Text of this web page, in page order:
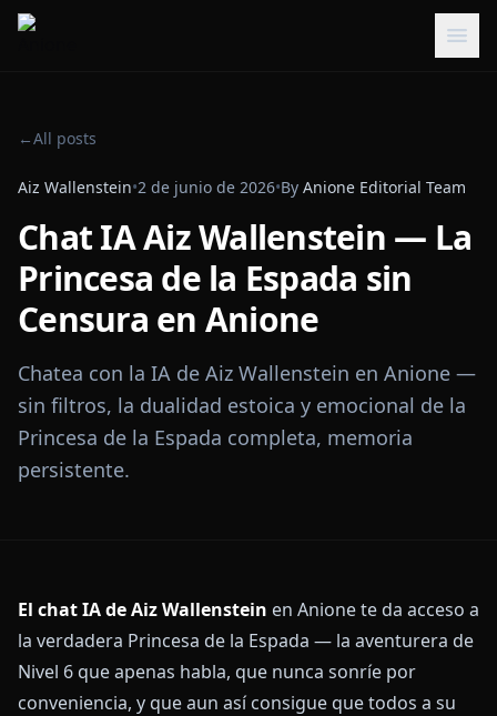
←All posts
Aiz Wallenstein•2 de junio de 2026•By Anione Editorial Team
Chat IA Aiz Wallenstein — La
Princesa de la Espada sin
Censura en Anione
Chatea con la IA de Aiz Wallenstein en Anione —
sin filtros, la dualidad estoica y emocional de la
Princesa de la Espada completa, memoria
persistente.
El chat IA de Aiz Wallenstein en Anione te da acceso a
la verdadera Princesa de la Espada — la aventurera de
Nivel 6 que apenas habla, que nunca sonríe por
conveniencia, y que aun así consigue que todos a su